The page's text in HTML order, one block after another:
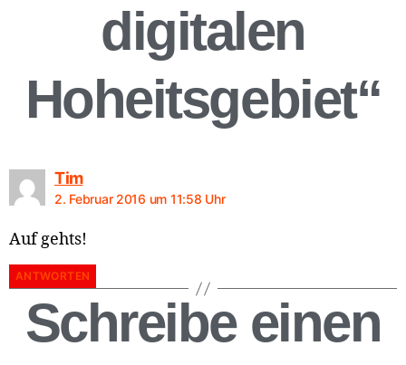
digitalen
Hoheitsgebiet“
Tim
2. Februar 2016 um 11:58 Uhr
Auf gehts!
ANTWORTEN
Schreibe einen